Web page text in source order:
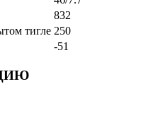
832
тигле 250
-51